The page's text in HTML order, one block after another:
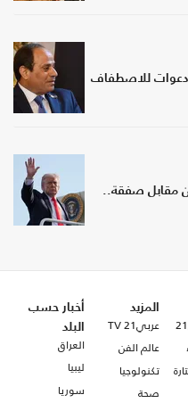
للاصطفاف
مقابل صفقة..
المزيد
عربي21 TV
عالم الفن
تكنولوجيا
صحة
أخبار حسب
البلد
العراق
ليبيا
سوريا